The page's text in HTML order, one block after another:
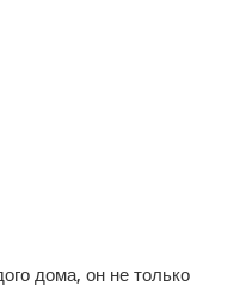
дома, он не только